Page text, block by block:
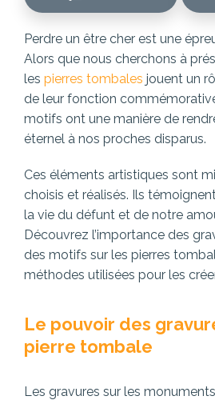
Perdre un être cher est une
Alors que nous cherchons à
les pierres tombales jouent un
de leur fonction
motifs ont une manière de
éternel à nos proches disparus.
Ces éléments artistiques sont
choisis et réalisés. Ils
la vie du défunt et de notre
Découvrez l’importance des
des motifs sur les pierres
méthodes utilisées pour les
Le pouvoir des
pierre tombale
Les gravures sur les